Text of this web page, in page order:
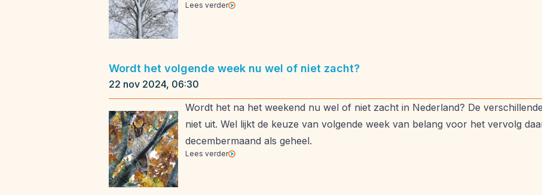
Lees verder
Wordt het volgende week nu wel of niet zacht?
22 nov 2024, 06:30
Wordt het na het weekend nu wel of niet zacht in Nederland? De
niet uit. Wel lijkt de keuze van volgende week van belang voor het vervolg
decembermaand als geheel.
Lees verder